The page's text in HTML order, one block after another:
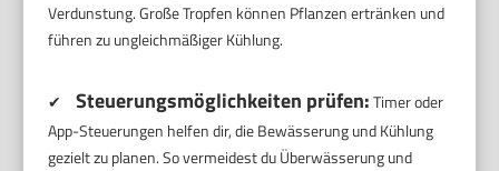
Verdunstung. Große Tropfen können Pflanzen ertränken und
führen zu ungleichmäßiger Kühlung.
✔ Steuerungsmöglichkeiten prüfen:Timer oder
App-Steuerungen helfen dir, die Bewässerung und Kühlung
gezielt zu planen. So vermeidest du Überwässerung und